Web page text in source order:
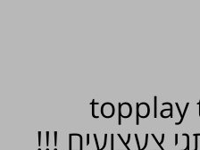
צעצועים !!!